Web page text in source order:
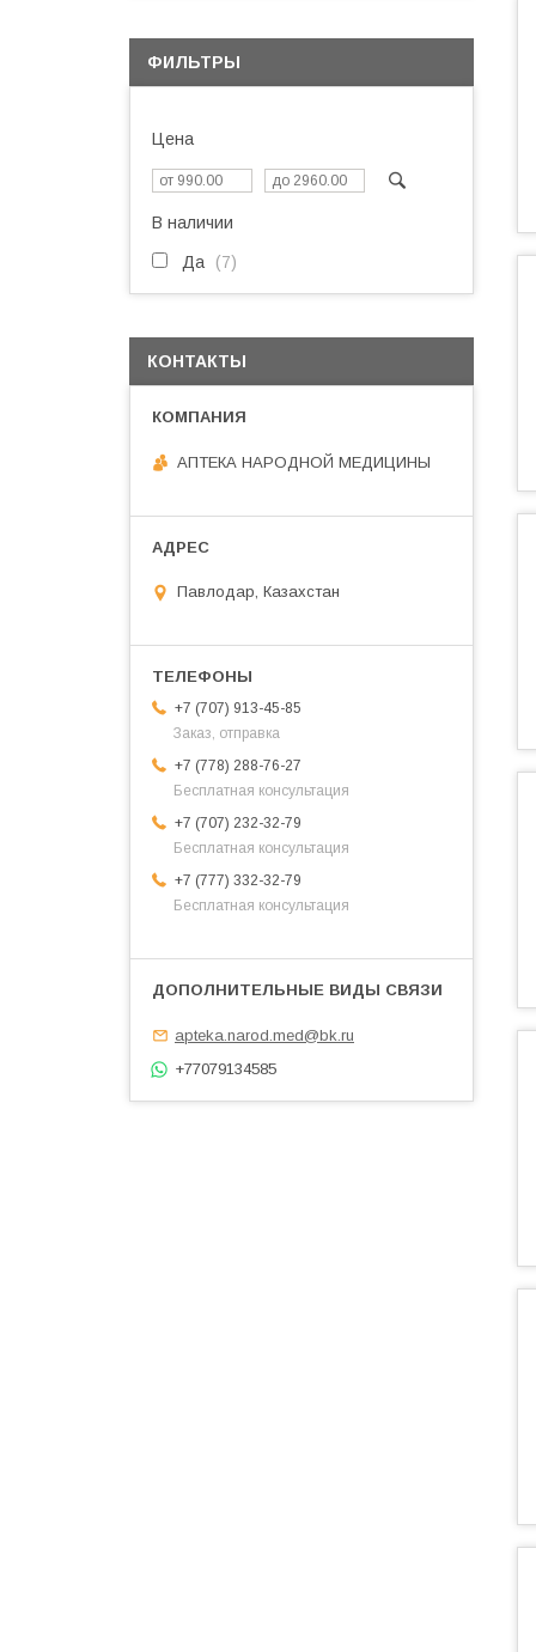
ФИЛЬТРЫ
Цена
В наличии
Да 7
КОНТАКТЫ
АПТЕКА НАРОДНОЙ МЕДИЦИНЫ
Павлодар, Казахстан
+7 (707) 913-45-85
Заказ, отправка
+7 (778) 288-76-27
Бесплатная консультация
+7 (707) 232-32-79
Бесплатная консультация
+7 (777) 332-32-79
Бесплатная консультация
apteka.narod.med@bk.ru
+77079134585